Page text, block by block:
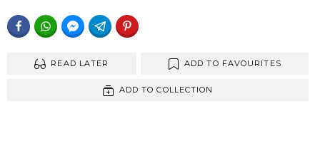
FACEBOOKWHATSAPPFACEBOOK MESSENGER
TELEGRAM
READ LATER ADD TO FAVOURITES
ADD TO COLLECTION